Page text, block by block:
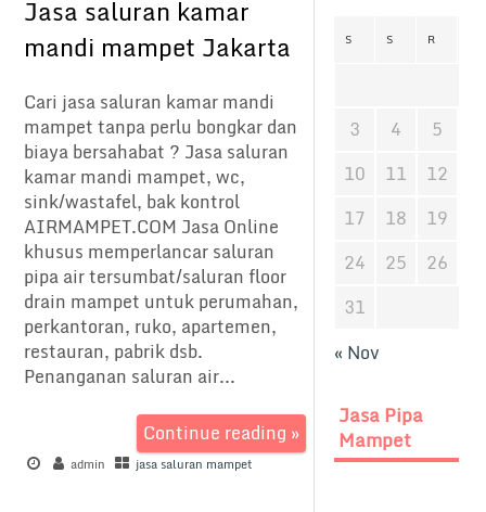
Jasa saluran kamar
mandi mampet Jakarta
Cari jasa saluran kamar mandi
mampet tanpa perlu bongkar dan
biaya bersahabat ? Jasa saluran
kamar mandi mampet, wc,
sink/wastafel, bak kontrol
AIRMAMPET.COM Jasa Online
khusus memperlancar saluran
pipa air tersumbat/saluran floor
drain mampet untuk perumahan,
perkantoran, ruko, apartemen,
restauran, pabrik dsb.
Penanganan saluran air...
Continue reading »
admin jasa saluran mampet
S S R
3 4 5
10
11 12
17
18 19
24
25 26
31
« Nov
Jasa Pipa
Mampet